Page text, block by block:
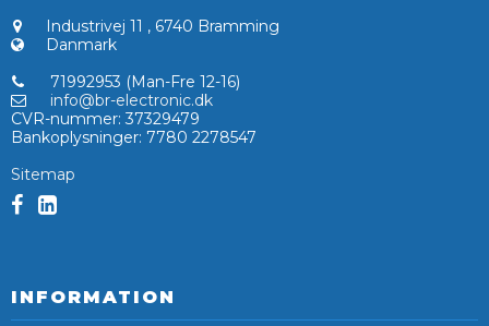
Industrivej 11 , 6740 Bramming
Danmark
71992953 (Man-Fre 12-16)
info@br-electronic.dk
CVR-nummer: 37329479
Bankoplysninger: 7780 2278547
Sitemap
INFORMATION